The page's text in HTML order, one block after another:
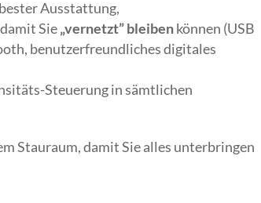
Ausstattung,
Sie„vernetzt” bleibenkönnen (USB
benutzerfreundliches digitales
Steuerung in sämtlichen
Stauraum, damit Sie alles unterbringen